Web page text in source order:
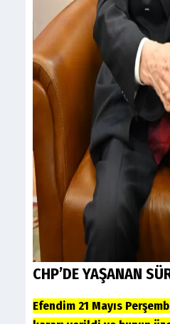
CHP’DE YAŞANAN
Efendim 21 Mayıs